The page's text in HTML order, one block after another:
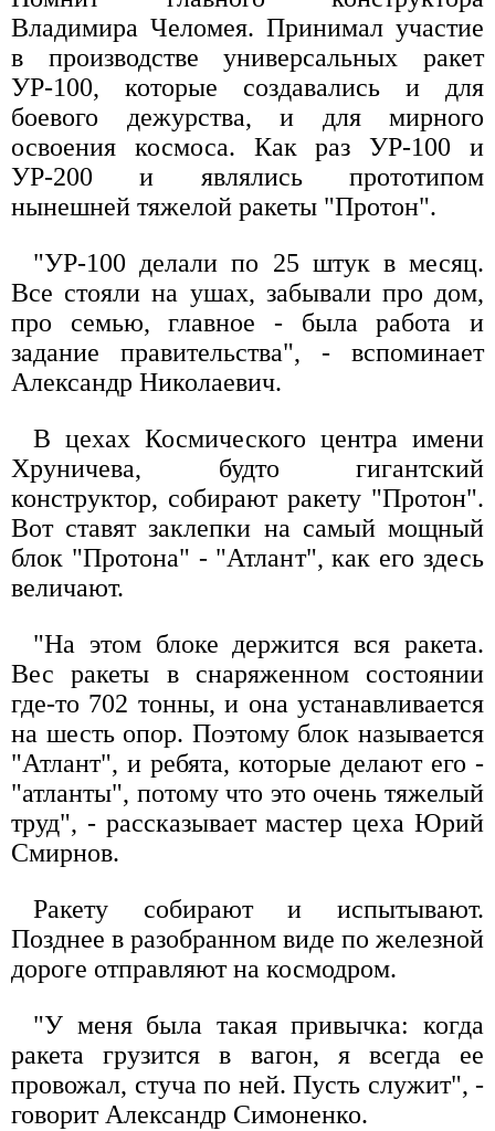
Владимира Челомея. Принимал участие
в производстве универсальных ракет
УР-100, которые создавались и для
боевого дежурства, и для мирного
освоения космоса. Как раз УР-100 и
УР-200 и являлись прототипом
нынешней тяжелой ракеты "Протон".
"УР-100 делали по 25 штук в месяц.
Все стояли на ушах, забывали про дом,
про семью, главное - была работа и
задание правительства", - вспоминает
Александр Николаевич.
В цехах Космического центра имени
Хруничева, будто гигантский
конструктор, собирают ракету "Протон".
Вот ставят заклепки на самый мощный
блок "Протона" - "Атлант", как его здесь
величают.
"На этом блоке держится вся ракета.
Вес ракеты в снаряженном состоянии
где-то 702 тонны, и она устанавливается
на шесть опор. Поэтому блок называется
"Атлант", и ребята, которые делают его -
"атланты", потому что это очень тяжелый
труд", - рассказывает мастер цеха Юрий
Смирнов.
Ракету собирают и испытывают.
Позднее в разобранном виде по железной
дороге отправляют на космодром.
"У меня была такая привычка: когда
ракета грузится в вагон, я всегда ее
провожал, стуча по ней. Пусть служит", -
говорит Александр Симоненко.